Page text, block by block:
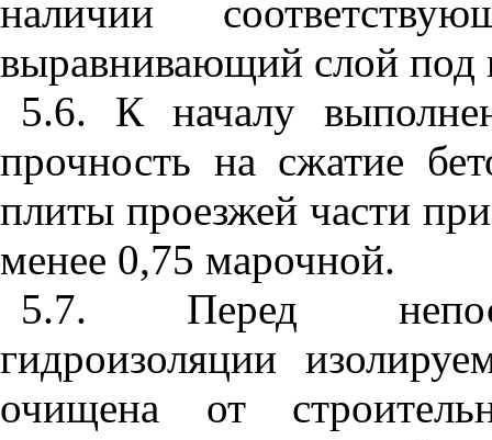
наличии
выравнивающий слой под
5.6. К началу
прочность на сжатие
плиты проезжей части
менее 0,75 марочной.
5.7. Перед
гидроизоляции
очищена от